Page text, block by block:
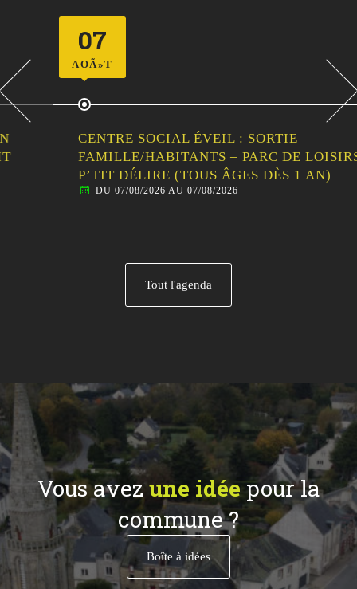
AOÃ»T
CENTRE SOCIAL ÉVEIL : SORTIE
FAMILLE/HABITANTS – PARC DE LOISIRS LE
P’TIT DÉLIRE (TOUS ÂGES DÈS 1 AN)
DU 07/08/2026 AU 07/08/2026
Tout l'agenda
Vous avezune idéepour la
commune ?
Boîte à idées